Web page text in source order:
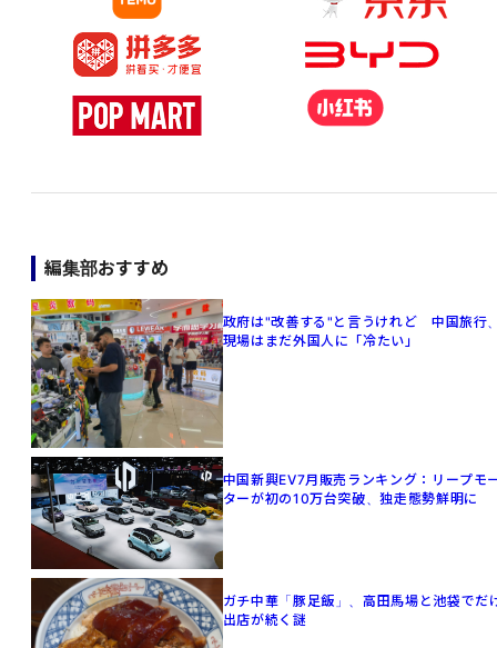
編集部おすすめ
政府は"改善する"と言うけれど 中国旅行
現場はまだ外国人に「冷たい」
中国新興EV7月販売ランキング：リープモ
ターが初の10万台突破、独走態勢鮮明に
ガチ中華「豚足飯」、高田馬場と池袋でだ
出店が続く謎